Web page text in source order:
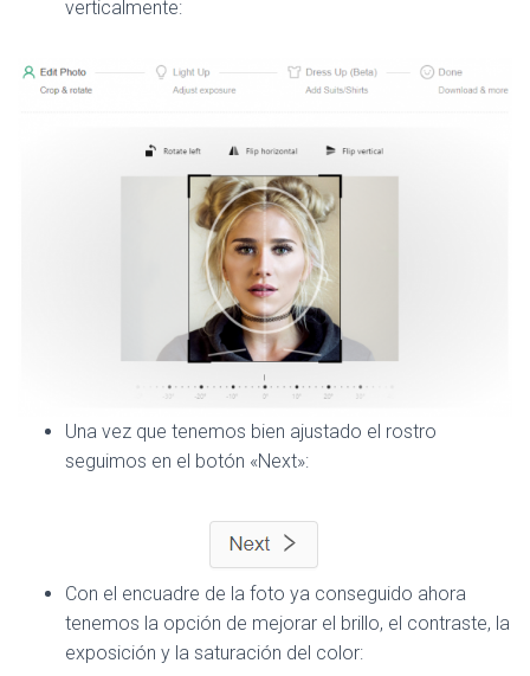
verticalmente:
Una vez que tenemos bien ajustado el rostro
seguimos en el botón «Next»:
Con el encuadre de la foto ya conseguido ahora
tenemos la opción de mejorar el brillo, el contraste, la
exposición y la saturación del color: